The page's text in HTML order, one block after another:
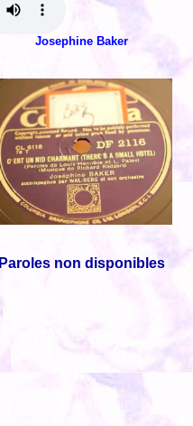
Josephine Baker
Paroles non disponibles